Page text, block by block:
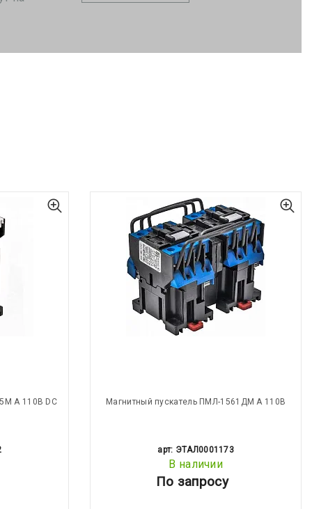
А 110В DC Магнитный пускатель ПМЛ-1561ДМ А 110В
арт: ЭТАЛ0001173
В наличии
По запросу